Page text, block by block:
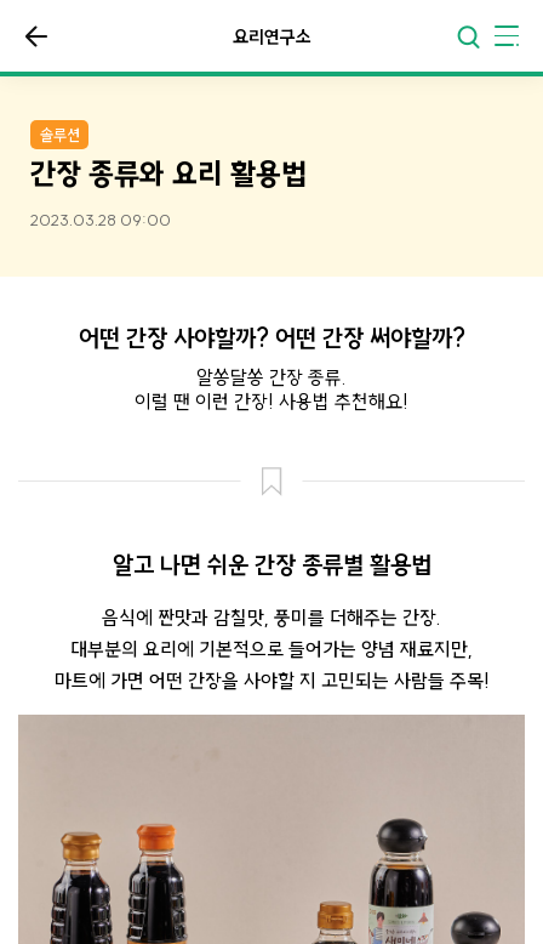
요리연구소
솔루션
간장 종류와 요리 활용법
2023.03.28 09:00
어떤 간장 사야할까? 어떤 간장 써야할까?
알쏭달쏭 간장 종류.
이럴 땐 이런 간장! 사용법 추천해요!
알고 나면 쉬운 간장 종류별 활용법
음식에 짠맛과 감칠맛, 풍미를 더해주는 간장.
대부분의 요리에 기본적으로 들어가는 양념 재료지만,
마트에 가면 어떤 간장을 사야할 지 고민되는 사람들 주목!